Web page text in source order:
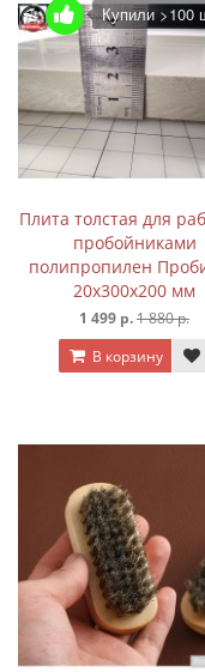
Купили >100
Плита толстая для
пробойниками
полипропилен
20х300х200 мм
1 499 р.1 880 р.
В корзину